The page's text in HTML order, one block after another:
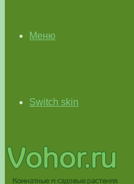
Меню
Switch skin